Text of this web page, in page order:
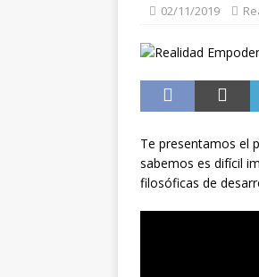
02/11/2019
Te presentamos el
sabemos es difícil
filosóficas de